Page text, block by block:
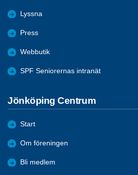
Lyssna
Press
Webbutik
SPF Seniorernas intranät
Jönköping Centrum
Start
Om föreningen
Bli medlem